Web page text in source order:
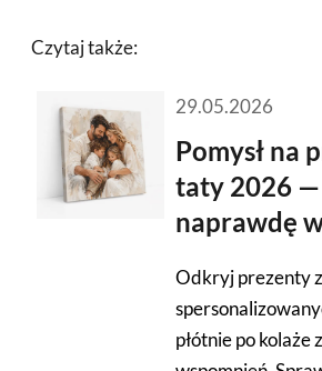
Czytaj także:
29.05.2026
Pomysł na
taty 2026 —
naprawdę
Odkryj prezenty
płótnie po kolaże